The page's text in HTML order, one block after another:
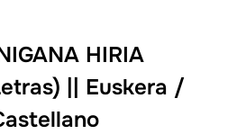
HIRIA
|| Euskera /